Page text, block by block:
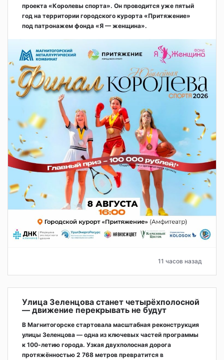
проекта «Королевы спорта». Он проводится уже пятый
год на территории городского курорта «Притяжение»
под патронажем фонда «Я — женщина».
11 часов назад
Улица Зеленцова станет четырёхполосной
— движение перекрывать не будут
В Магнитогорске стартовала масштабная реконструкция
улицы Зеленцова — одна из ключевых частей программы
к 100-летию города. Узкая двухполосная дорога
протяжённостью 2 768 метров превратится в